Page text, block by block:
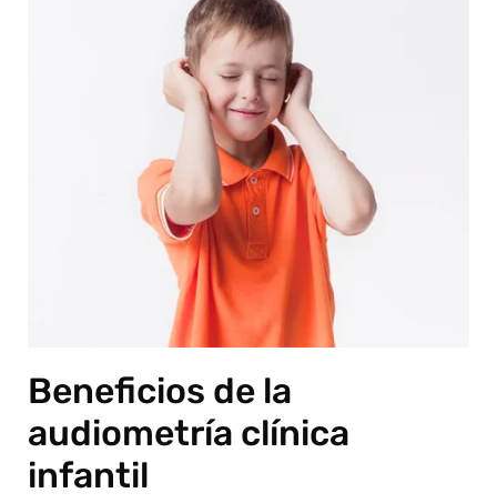
Beneficios de la
audiometría clínica
infantil